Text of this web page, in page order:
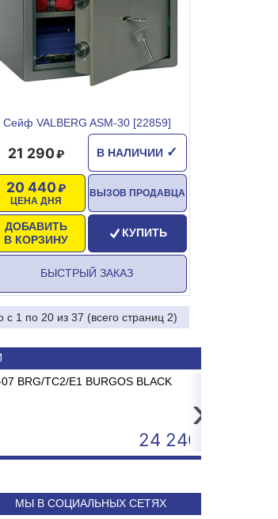
USE (300 dpi)
21 500
TC2/E1 BURGOS BLACK
24 240
›
МЫ В СОЦИАЛЬНЫХ СЕТЯХ
Сейф VALBERG ASM-30 [22859]
В НАЛИЧИИ ✓
21 290
ЦЕНА ДНЯ
20 440
ДОБАВИТЬ
В КОРЗИНУ
ВЫЗОВ ПРОДАВЦА
КУПИТЬ
БЫСТРЫЙ ЗАКАЗ
с 1 по 20 из 37 (всего страниц 2)